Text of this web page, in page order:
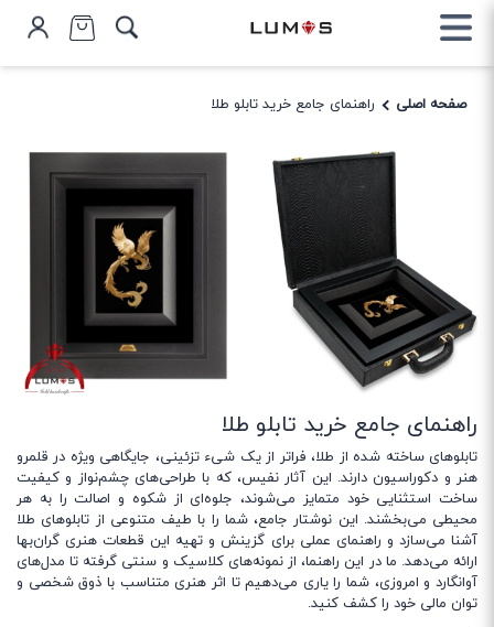
صفحه اصلی راهنمای جامع خرید تابلو طلا
راهنمای جامع خرید تابلو طلا
تابلوهای ساخته شده از طلا، فراتر از یک شیء تزئینی، جایگاهی ویژه در قلمرو
هنر و دکوراسیون دارند. این آثار نفیس، که با طراحی‌های چشم‌نواز و کیفیت
ساخت استثنایی خود متمایز می‌شوند، جلوه‌ای از شکوه و اصالت را به هر
محیطی می‌بخشند. این نوشتار جامع، شما را با طیف متنوعی از تابلوهای طلا
آشنا می‌سازد و راهنمای عملی برای گزینش و تهیه این قطعات هنری گران‌بها
ارائه می‌دهد. ما در این راهنما، از نمونه‌های کلاسیک و سنتی گرفته تا مدل‌های
آوانگارد و امروزی، شما را یاری می‌دهیم تا اثر هنری متناسب با ذوق شخصی و
توان مالی خود را کشف کنید.